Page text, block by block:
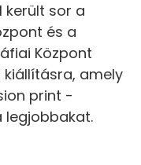
került sor a
és a
Központ
amely
print -
legjobbakat.